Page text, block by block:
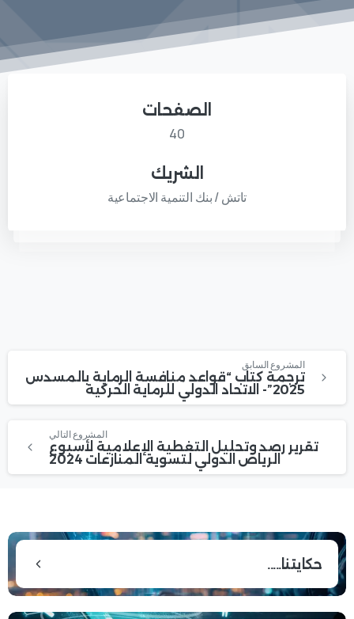
الصفحات
40
الشريك
تاتش / بنك التنمية الاجتماعية
المشروع السابق
ترجمة كتاب “قواعد منافسة الرماية بالمسدس
2025”- الاتحاد الدولي للرماية الحركية
المشروع التالي
تقرير رصد وتحليل التغطية الإعلامية لأسبوع
الرياض الدولي لتسوية المنازعات 2024
حكايتنا.....